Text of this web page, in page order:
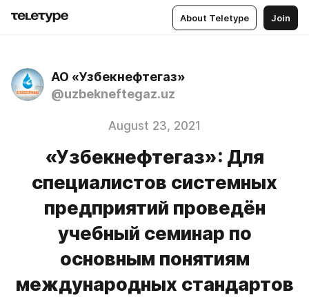
About Teletype Join
АО «Узбекнефтегаз»
@uzbekneftegaz.uz
August 23, 2021
«Узбекнефтегаз»: Для
специалистов системных
предприятий проведён
учебный семинар по
основным понятиям
международных стандартов